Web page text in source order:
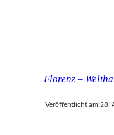
Florenz –
Veröffentlicht am:28.